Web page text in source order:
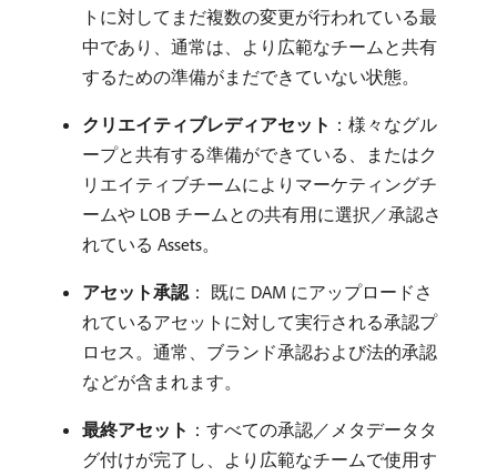
トに対してまだ複数の変更が行われている最
中であり、通常は、より広範なチームと共有
するための準備がまだできていない状態。
クリエイティブレディアセット ：様々なグル
ープと共有する準備ができている、またはク
リエイティブチームによりマーケティングチ
ームや LOB チームとの共有用に選択／承認さ
れている Assets。
アセット承認 ： 既に DAM にアップロードさ
れているアセットに対して実行される承認プ
ロセス。通常、ブランド承認および法的承認
などが含まれます。
最終アセット ：すべての承認／メタデータタ
グ付けが完了し、より広範なチームで使用す